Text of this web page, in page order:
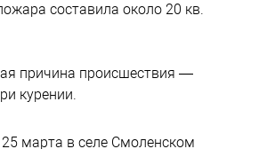
составила около 20 кв.
причина происшествия —
курении.
марта в селе Смоленском